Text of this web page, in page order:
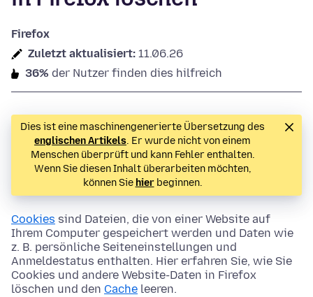
Firefox
Zuletzt aktualisiert: 11.06.26
36% der Nutzer finden dies hilfreich
Dies ist eine maschinengenerierte Übersetzung des
englischen Artikels. Er wurde nicht von einem
Menschen überprüft und kann Fehler enthalten.
Wenn Sie diesen Inhalt überarbeiten möchten,
können Sie hierbeginnen.
Cookies sind Dateien, die von einer Website auf
Ihrem Computer gespeichert werden und Daten wie
z. B. persönliche Seiteneinstellungen und
Anmeldestatus enthalten. Hier erfahren Sie, wie Sie
Cookies und andere Website-Daten in Firefox
löschen und den Cache leeren.